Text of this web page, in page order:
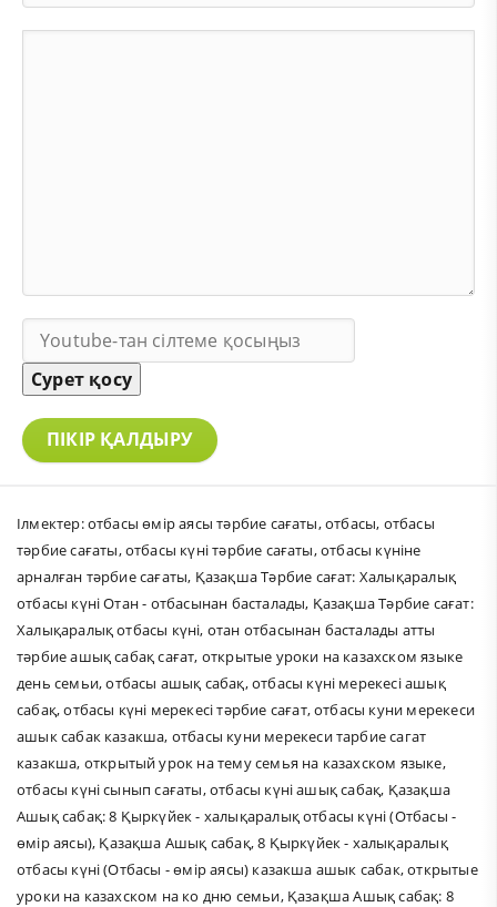
Сурет қосу
ПІКІР ҚАЛДЫРУ
Ілмектер:отбасы өмір аясы тәрбие сағаты,отбасы, отбасы
тәрбие сағаты,отбасы күні тәрбие сағаты,отбасы күніне
арналған тәрбие сағаты, Қазақша Тәрбие сағат: Халықаралық
отбасы күні Отан - отбасынан басталады, Қазақша Тәрбие сағат:
Халықаралық отбасы күні, отан отбасынан басталады атты
тәрбие ашық сабақ сағат, открытые уроки на казахском языке
день семьи,отбасы ашық сабақ,отбасы күні мерекесі ашық
сабақ,отбасы күні мерекесі тәрбие сағат,отбасы куни мерекеси
ашык сабак казакша, отбасы куни мерекеси тарбие сагат
казакша, открытый урок на тему семья на казахском языке,
отбасы күні сынып сағаты,отбасы күні ашық сабақ, Қазақша
Ашық сабақ: 8 Қыркүйек - халықаралық отбасы күні (Отбасы -
өмір аясы), Қазақша Ашық сабақ,8 Қыркүйек - халықаралық
отбасы күні (Отбасы - өмір аясы) казакша ашык сабак,открытые
уроки на казахском на ко дню семьи, Қазақша Ашық сабақ: 8